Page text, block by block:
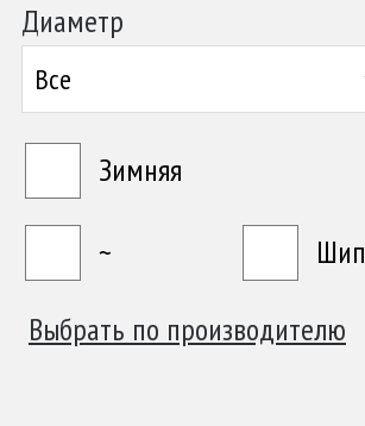
Диаметр
Все
Зимняя
~
Шип
Выбрать по производителю